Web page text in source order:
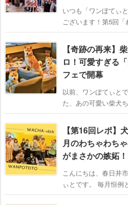
いつも「ワンぽてぃ
ございます！第5回
【奇跡の再来】
ロ！可愛すぎる
フェで開幕
以前、ワンぽてぃと
た、あの可愛い柴犬
【第16回レポ】
月のわちゃわち
がまさかの嫉妬
こんにちは、春日井
ぃとです。 毎月恒例